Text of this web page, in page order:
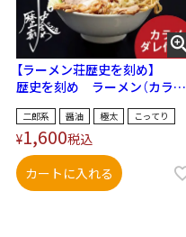
【ラーメン荘歴史を刻め】
歴史を刻め ラーメン（カラメ
二郎系 醤油 極太 こってり
¥1,600税込
カートに入れる